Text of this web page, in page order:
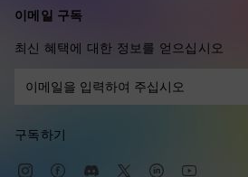
이메일 구독
최신 혜택에 대한 정보를 얻으십시오
구독하기